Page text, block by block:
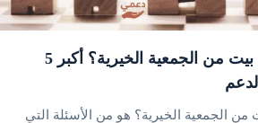
كيف أحصل على بيت من الجمعية الخيرية؟ أكبر 5
الجمعية الخيرية؟ هو من الأسئلة التي